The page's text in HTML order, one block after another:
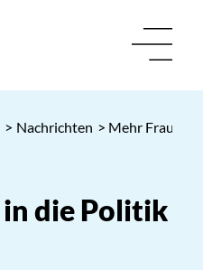
> Nachrichten > Mehr Frauen
die Politik